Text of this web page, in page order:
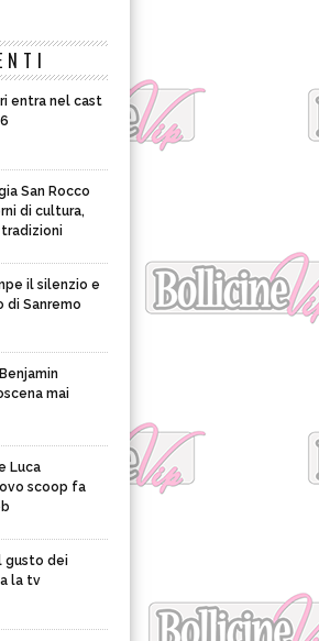
entra nel cast
San Rocco
di cultura,
il silenzio e
di Sanremo
mai
Luca
scoop fa
gusto dei
la tv